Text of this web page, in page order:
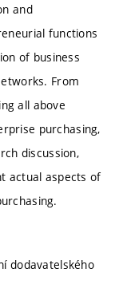
and
functions
of business
From
all above
purchasing,
discussion,
actual aspects of
dodavatelského